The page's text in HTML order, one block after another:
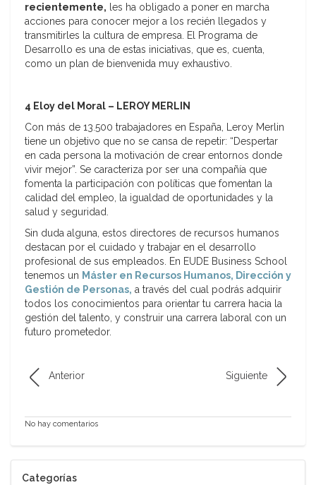
recientemente, les ha obligado a poner en marcha
acciones para conocer mejor a los recién llegados y
transmitirles la cultura de empresa. El Programa de
Desarrollo es una de estas iniciativas, que es, cuenta,
como un plan de bienvenida muy exhaustivo.
4 Eloy del Moral – LEROY MERLIN
Con más de 13.500 trabajadores en España, Leroy Merlin
tiene un objetivo que no se cansa de repetir: “Despertar
en cada persona la motivación de crear entornos donde
vivir mejor”. Se caracteriza por ser una compañía que
fomenta la participación con políticas que fomentan la
calidad del empleo, la igualdad de oportunidades y la
salud y seguridad.
Sin duda alguna, estos directores de recursos humanos
destacan por el cuidado y trabajar en el desarrollo
profesional de sus empleados. En EUDE Business School
tenemos un Máster en Recursos Humanos, Dirección y
Gestión de Personas, a través del cual podrás adquirir
todos los conocimientos para orientar tu carrera hacia la
gestión del talento, y construir una carrera laboral con un
futuro prometedor.
Anterior Siguiente
No hay comentarios
Categorías